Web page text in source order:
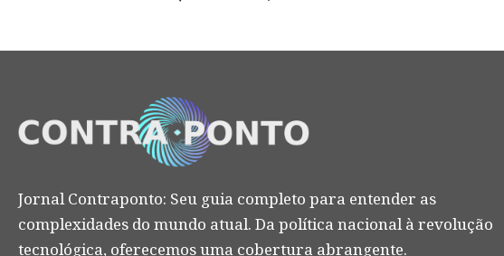
Jornal Contraponto: Seu guia completo para entender as
complexidades do mundo atual. Da política nacional à revolução
tecnológica, oferecemos uma cobertura abrangente.